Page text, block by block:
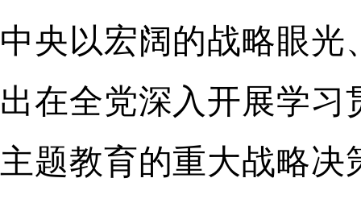
中央以宏阔的战略眼
出在全党深入开展学
主题教育的重大战略